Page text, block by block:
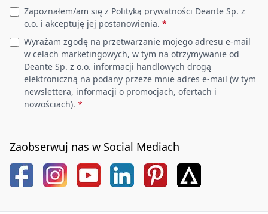
Zapoznałem/am się z Polityką prywatności Deante Sp. z
o.o. i akceptuję jej postanowienia. *
Wyrażam zgodę na przetwarzanie mojego adresu e-mail
w celach marketingowych, w tym na otrzymywanie od
Deante Sp. z o.o. informacji handlowych drogą
elektroniczną na podany przeze mnie adres e-mail (w tym
newslettera, informacji o promocjach, ofertach i
nowościach). *
Zaobserwuj nas w Social Mediach